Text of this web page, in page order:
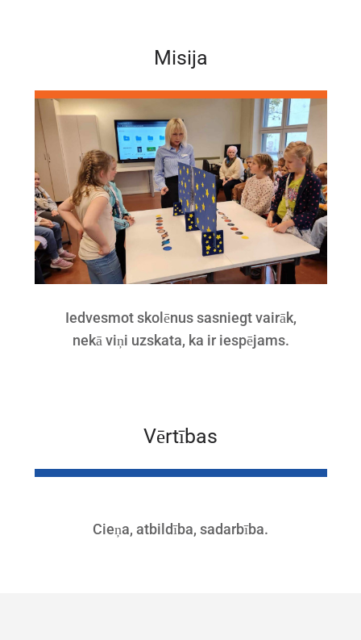
Misija
Iedvesmot skolēnus sasniegt vairāk,
nekā viņi uzskata, ka ir iespējams.
Vērtības
Cieņa, atbildība, sadarbība.